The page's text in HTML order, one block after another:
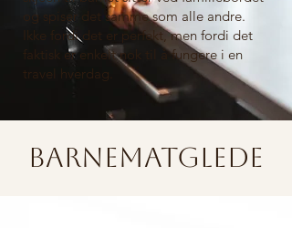
og spiser det samme som alle andre.
Ikke fordi det er perfekt, men fordi det
faktisk er enkelt nok til å fungere i en
travel hverdag.
Barnematglede